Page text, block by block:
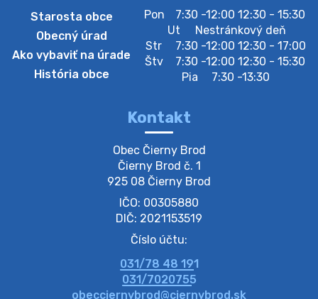
Zberný dvor-Gyűjtőudvar
Oznamujeme obyvateľom, že v stredu 05. augusta
bude zberný dvor zatvorený. Értesítjük a lakosokat,
hogy szerdán augusztus 05-én a gyűjtőudvar zárva
lesz https://ciernybrod.sk?p=214…
Zber separovaného odpadu plastu-
Szeparált műanya…
Oznamujeme obyvateľom, že v stredu 05. augusta
prebehne zber separovaného odpadu plastu. Prosíme
obyvateľov, aby vrecia s odpadom vyložili pred dom už
večer vopred, nakoľko firma F…
4. augusta 2026 09:51
Oznámenie o plánovanom prerušení dodávky
elektri…
Starosta obce
Obecný úrad
Ako vybaviť na úrade
História obce
Pon
7:30 -12:00 12:30 - 15:30
Ut
Nestránkový deň
Str
7:30 -12:00 12:30 - 17:00
Štv
7:30 -12:00 12:30 - 15:30
Pia
7:30 -13:30
Kontakt
Obec Čierny Brod
Čierny Brod č. 1
925 08 Čierny Brod
IČO: 00305880
DIČ: 2021153519
Číslo účtu:
031/78 48 191
031/7020755
obecciernybrod@ciernybrod.sk